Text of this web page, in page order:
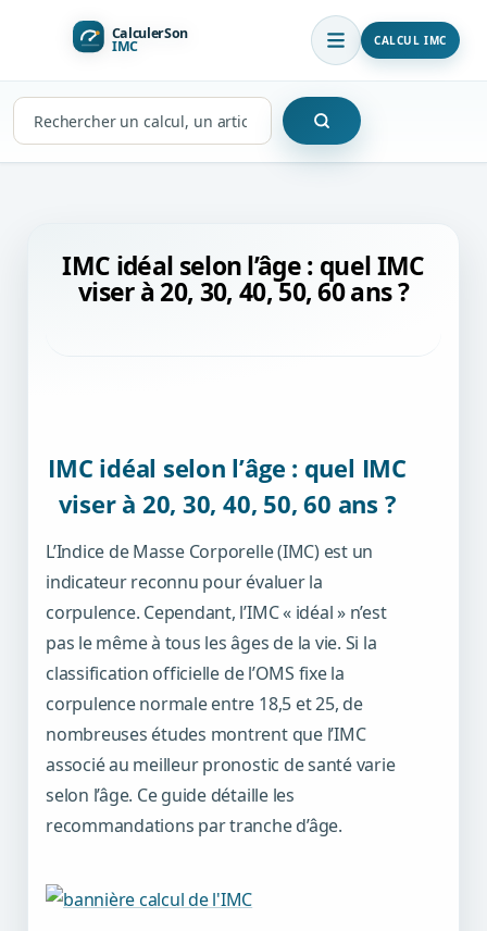
CALCUL IMC
Rechercher
sur
le
IMC idéal selon l’âge : quel IMC
viser à 20, 30, 40, 50, 60 ans ?
IMC idéal selon l’âge : quel IMC
viser à 20, 30, 40, 50, 60 ans ?
L’Indice de Masse Corporelle (IMC) est un
indicateur reconnu pour évaluer la
corpulence. Cependant, l’IMC « idéal » n’est
pas le même à tous les âges de la vie. Si la
classification officielle de l’OMS fixe la
corpulence normale entre 18,5 et 25, de
nombreuses études montrent que l’IMC
associé au meilleur pronostic de santé varie
selon l’âge. Ce guide détaille les
recommandations par tranche d’âge.